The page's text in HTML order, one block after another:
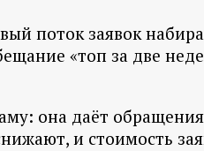
поток заявок
«топ за две
она даёт
и стоимость